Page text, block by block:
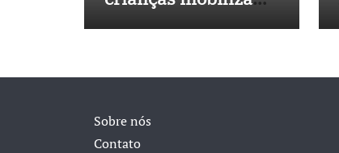
Sobre nós
Contato